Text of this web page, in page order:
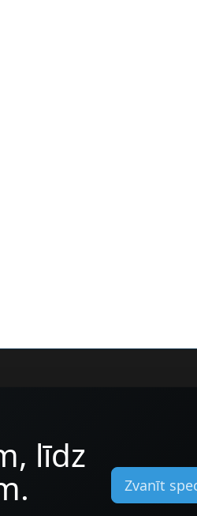
līdz
Zvanīt